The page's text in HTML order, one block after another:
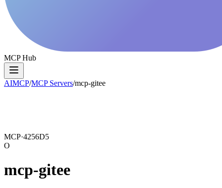
MCP Hub
AIMCP/MCP Servers/mcp-gitee
MCP·4256D5
O
mcp-gitee